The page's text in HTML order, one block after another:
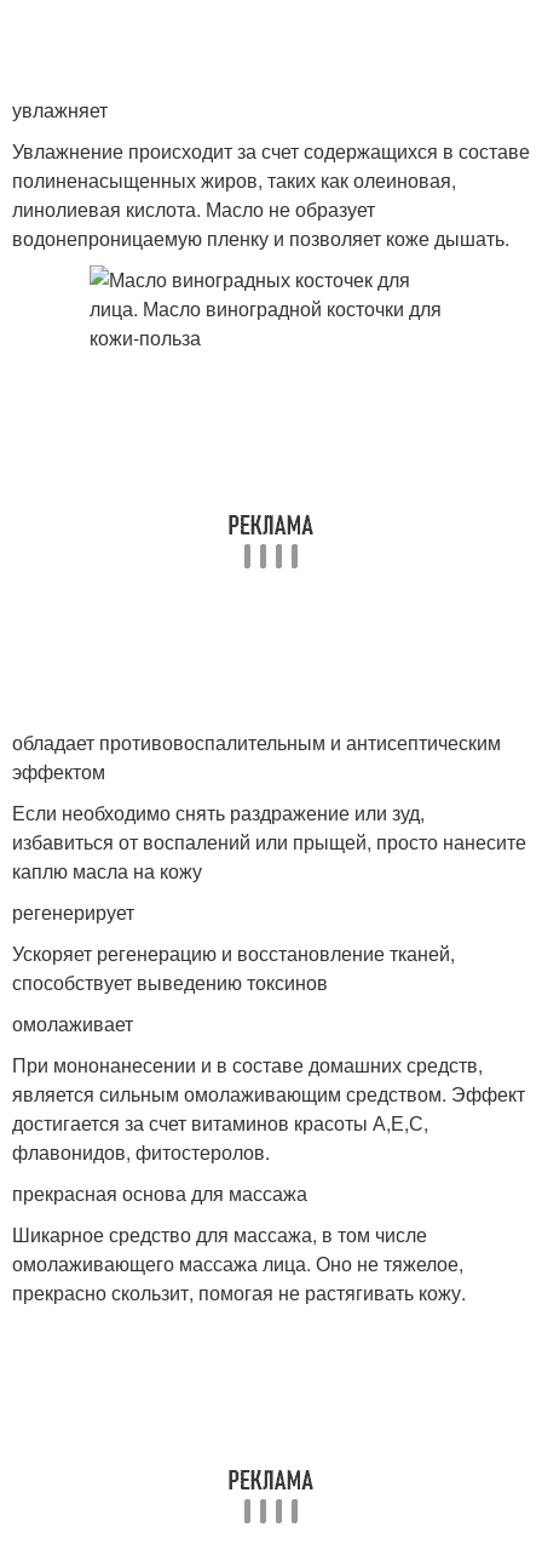
увлажняет
Увлажнение происходит за счет содержащихся в составе
полиненасыщенных жиров, таких как олеиновая,
линолиевая кислота. Масло не образует
водонепроницаемую пленку и позволяет коже дышать.
обладает противовоспалительным и антисептическим
эффектом
Если необходимо снять раздражение или зуд,
избавиться от воспалений или прыщей, просто нанесите
каплю масла на кожу
регенерирует
Ускоряет регенерацию и восстановление тканей,
способствует выведению токсинов
омолаживает
При мононанесении и в составе домашних средств,
является сильным омолаживающим средством. Эффект
достигается за счет витаминов красоты А,Е,С,
флавонидов, фитостеролов.
прекрасная основа для массажа
Шикарное средство для массажа, в том числе
омолаживающего массажа лица. Оно не тяжелое,
прекрасно скользит, помогая не растягивать кожу.